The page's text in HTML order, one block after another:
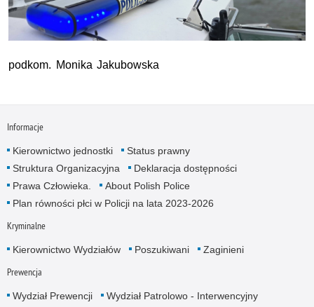
podkom. Monika Jakubowska
Informacje
Kierownictwo jednostki
Status prawny
Struktura Organizacyjna
Deklaracja dostępności
Prawa Człowieka.
About Polish Police
Plan równości płci w Policji na lata 2023-2026
Kryminalne
Kierownictwo Wydziałów Poszukiwani Zaginieni
Prewencja
Wydział Prewencji
Wydział Patrolowo - Interwencyjny